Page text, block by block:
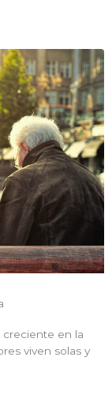
creciente en la
viven solas y